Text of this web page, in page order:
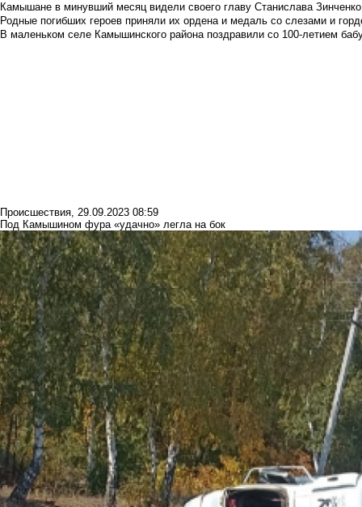
Камышане в минувший месяц видели своего главу Станислава Зинченко
Родные погибших героев приняли их ордена и медаль со слезами и
В маленьком селе Камышинского района поздравили со 100-летием
Происшествия, 29.09.2023 08:59
Под Камышином фура «удачно» легла на бок